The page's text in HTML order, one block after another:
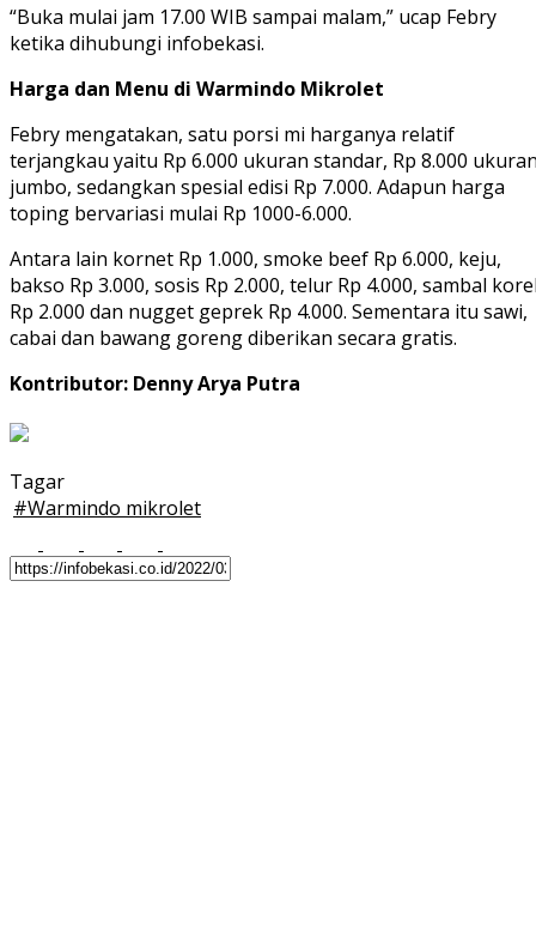
“Buka mulai jam 17.00 WIB sampai malam,” ucap Febry
ketika dihubungi infobekasi.
Harga dan Menu di Warmindo Mikrolet
Febry mengatakan, satu porsi mi harganya relatif
terjangkau yaitu Rp 6.000 ukuran standar, Rp 8.000
jumbo, sedangkan spesial edisi Rp 7.000. Adapun harga
toping bervariasi mulai Rp 1000-6.000.
Antara lain kornet Rp 1.000, smoke beef Rp 6.000, keju,
bakso Rp 3.000, sosis Rp 2.000, telur Rp 4.000, sambal
Rp 2.000 dan nugget geprek Rp 4.000. Sementara itu sawi,
cabai dan bawang goreng diberikan secara gratis.
Kontributor: Denny Arya Putra
Tagar
#Warmindo mikrolet